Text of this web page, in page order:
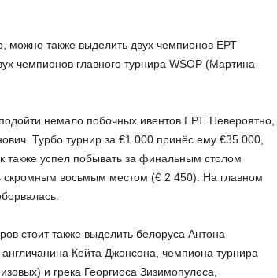
можно также выделить двух чемпионов ЕРТ
чемпионов главного турнира WSOP (Мартина
немало побочных ивентов ЕРТ. Невероятно,
Турбо турнир за €1 000 принёс ему €35 000,
успел побывать за финальным столом
скромным восьмым местом (€ 2 450). На главном
стоит также выделить белоруса Антона
Кейта Джонсона, чемпиона турнира
и грека Георгиоса Зизимопулоса,